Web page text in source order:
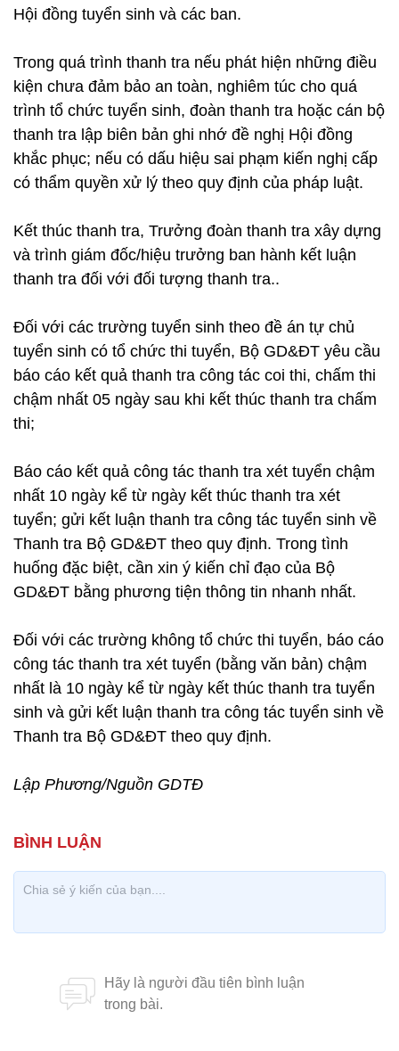
Hội đồng tuyển sinh và các ban.
Trong quá trình thanh tra nếu phát hiện những điều
kiện chưa đảm bảo an toàn, nghiêm túc cho quá
trình tổ chức tuyển sinh, đoàn thanh tra hoặc cán bộ
thanh tra lập biên bản ghi nhớ đề nghị Hội đồng
khắc phục; nếu có dấu hiệu sai phạm kiến nghị cấp
có thẩm quyền xử lý theo quy định của pháp luật.
Kết thúc thanh tra, Trưởng đoàn thanh tra xây dựng
và trình giám đốc/hiệu trưởng ban hành kết luận
thanh tra đối với đối tượng thanh tra..
Đối với các trường tuyển sinh theo đề án tự chủ
tuyển sinh có tổ chức thi tuyển, Bộ GD&ĐT yêu cầu
báo cáo kết quả thanh tra công tác coi thi, chấm thi
chậm nhất 05 ngày sau khi kết thúc thanh tra chấm
thi;
Báo cáo kết quả công tác thanh tra xét tuyển chậm
nhất 10 ngày kể từ ngày kết thúc thanh tra xét
tuyển; gửi kết luận thanh tra công tác tuyển sinh về
Thanh tra Bộ GD&ĐT theo quy định. Trong tình
huống đặc biệt, cần xin ý kiến chỉ đạo của Bộ
GD&ĐT bằng phương tiện thông tin nhanh nhất.
Đối với các trường không tổ chức thi tuyển, báo cáo
công tác thanh tra xét tuyển (bằng văn bản) chậm
nhất là 10 ngày kể từ ngày kết thúc thanh tra tuyển
sinh và gửi kết luận thanh tra công tác tuyển sinh về
Thanh tra Bộ GD&ĐT theo quy định.
Lập Phương/Nguồn GDTĐ